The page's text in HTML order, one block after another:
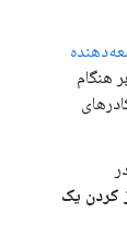
هنگام
کردن یک